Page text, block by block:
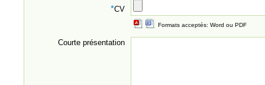
*CV
Formats acceptés: Word ou PDF
Courte présentation